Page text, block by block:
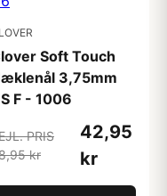
Soft Touch
3,75mm
F - 1006
PRIS
kr
42,95
kr